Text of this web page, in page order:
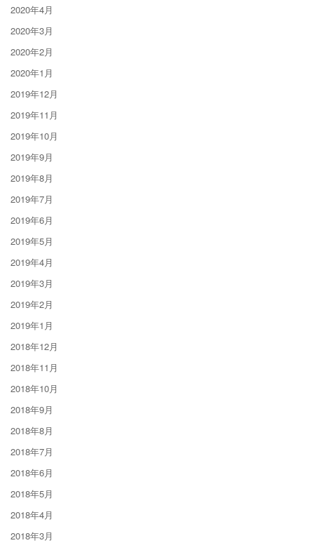
2020年4月
2020年3月
2020年2月
2020年1月
2019年12月
2019年11月
2019年10月
2019年9月
2019年8月
2019年7月
2019年6月
2019年5月
2019年4月
2019年3月
2019年2月
2019年1月
2018年12月
2018年11月
2018年10月
2018年9月
2018年8月
2018年7月
2018年6月
2018年5月
2018年4月
2018年3月